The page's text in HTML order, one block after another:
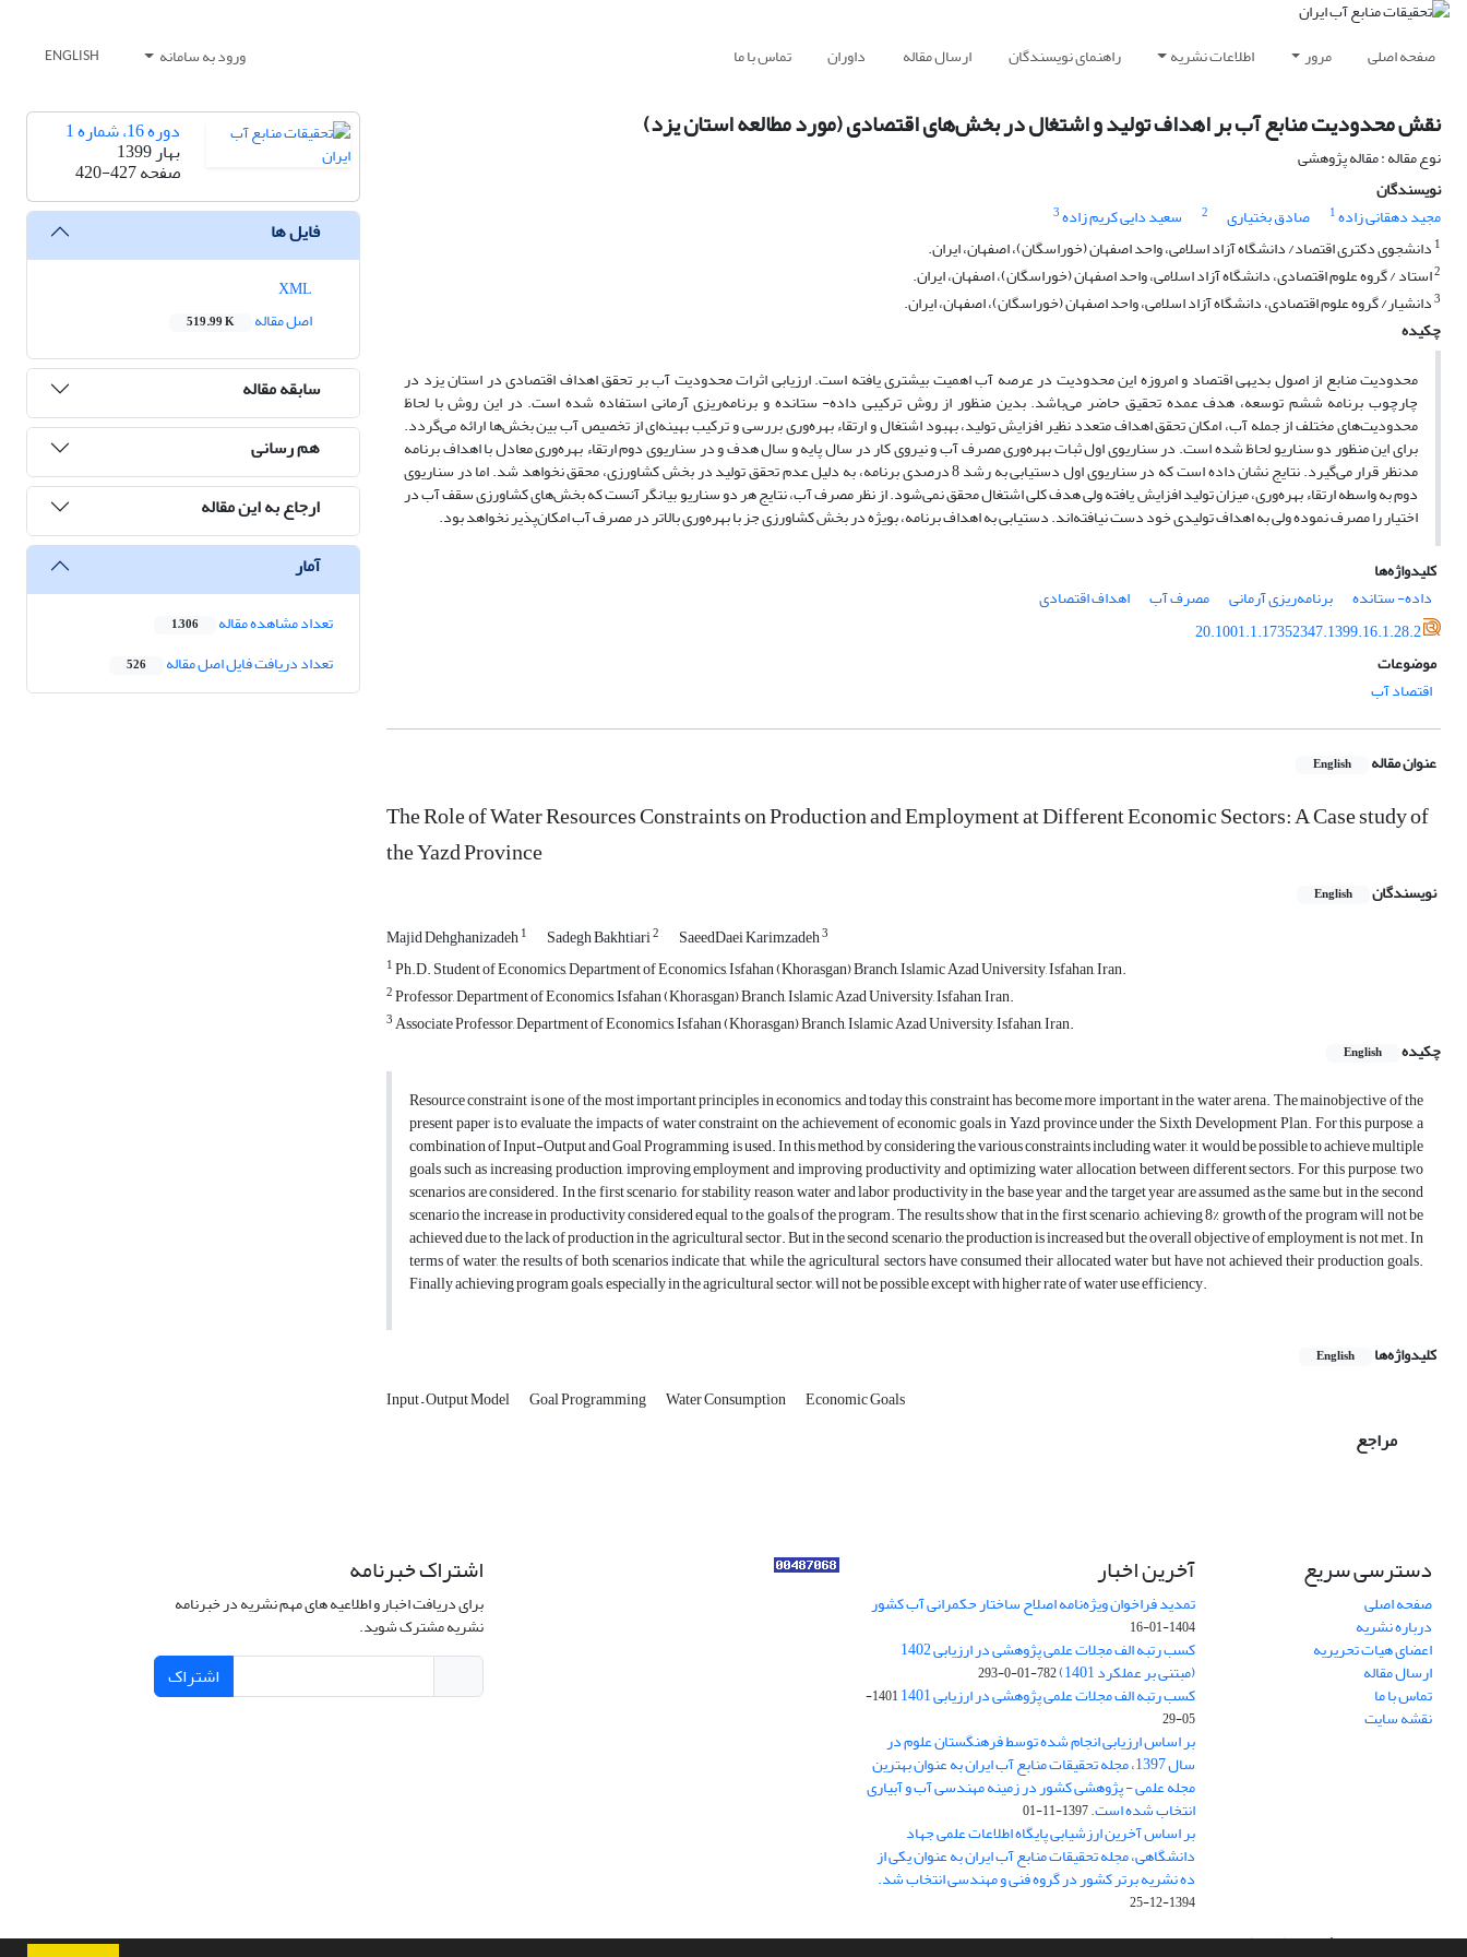
صفحه اصلی مرور اطلاعات نشریه راهنمای نویسندگان ارسال مقاله داوران تماس با ما ورود به سامانه ENGLISH
نقش محدودیت منابع آب بر اهداف تولید و اشتغال در بخش‌های اقتصادی (مورد مطالعه استان یزد)
نوع مقاله : مقاله پژوهشی
نویسندگان
مجید دهقانی زاده1 صادق بختیاری 2 سعید دایی کریم زاده3
1 دانشجوی دکتری اقتصاد/ دانشگاه آزاد اسلامی، واحد اصفهان (خوراسگان)، اصفهان، ایران.
2استاد / گروه علوم اقتصادی، دانشگاه آزاد اسلامی، واحد اصفهان (خوراسگان)، اصفهان، ایران.
3دانشیار/ گروه علوم اقتصادی، دانشگاه آزاد اسلامی، واحد اصفهان (خوراسگان)، اصفهان، ایران.
چکیده
محدودیت منابع از اصول بدیهی اقتصاد و امروزه این محدودیت در عرصه آب اهمیت بیشتری یافته است. ارزیابی اثرات محدودیت آب بر تحقق اهداف اقتصادی در استان یزد در
چارچوب برنامه ششم توسعه، هدف عمده تحقیق حاضر می‌باشد. بدین منظور از روش ترکیبی داده- ستانده و برنامه‌ریزی آرمانی استفاده شده است. در این روش با لحاظ
محدودیت‌های مختلف از جمله آب، امکان تحقق اهداف متعدد نظیر افزایش تولید، بهبود اشتغال و ارتقاء بهره‌وری بررسی و ترکیب بهینه‌ای از تخصیص آب بین بخش‌ها ارائه می‌گردد.
برای این منظور دو سناریو لحاظ شده است. در سناریوی اول ثبات بهره‌وری مصرف آب و نیروی کار در سال پایه و سال هدف و در سناریوی دوم ارتقاء بهره‌وری معادل با اهداف برنامه
مدنظر قرار می‌گیرد. نتایج نشان داده است که در سناریوی اول دستیابی به رشد 8 درصدی برنامه، به دلیل عدم تحقق تولید در بخش کشاورزی، محقق نخواهد شد. اما در سناریوی
دوم به واسطه ارتقاء بهره‌وری، میزان تولید افزایش یافته ولی هدف کلی اشتغال محقق نمی‌شود. از نظر مصرف آب، نتایج هر دو سناریو بیانگر آنست که بخش‌های کشاورزی سقف آب در
اختیار را مصرف نموده‌ ولی به اهداف تولیدی خود دست نیافته‌اند. دستیابی به اهداف برنامه، بویژه در بخش کشاورزی جز با بهره‌وری بالاتر در مصرف آب امکان‌پذیر نخواهد بود.
کلیدواژه‌ها
داده- ستانده
برنامه‌ریزی آرمانی مصرف آب
اهداف اقتصادی
20.1001.1.17352347.1399.16.1.28.2
موضوعات
اقتصاد آب
عنوان مقاله English
The Role of Water Resources Constraints on Production and Employment at Different Economic Sectors: A Case study of
the Yazd Province
نویسندگان English
Majid Dehghanizadeh1 Sadegh Bakhtiari2 SaeedDaei Karimzadeh3
1Ph.D. Student of Economics, Department of Economics, Isfahan (Khorasgan) Branch, Islamic Azad University, Isfahan, Iran.
2Professor, Department of Economics, Isfahan (Khorasgan) Branch, Islamic Azad University, Isfahan, Iran.
3Associate Professor, Department of Economics, Isfahan (Khorasgan) Branch, Islamic Azad University, Isfahan, Iran.
چکیده
English
Resource constraint is one of the most important principles in economics, and today this constraint has become more important in the water arena. The mainobjective of the
present paper is to evaluate the impacts of water constraint on the achievement of economic goals in Yazd province under the Sixth Development Plan. For this purpose, a
combination of Input-Output and Goal Programming is used. In this method, by considering the various constraints including water, it would be possible to achieve multiple
goals such as increasing production, improving employment and improving productivity and optimizing water allocation between different sectors. For this purpose, two
scenarios are considered. In the first scenario, for stability reason, water and labor productivity in the base year and the target year are assumed as the same, but in the second
scenario the increase in productivity considered equal to the goals of the program. The results show that in the first scenario, achieving 8% growth of the program will not be
achieved due to the lack of production in the agricultural sector. But in the second scenario, the production is increased but the overall objective of employment is not met. In
terms of water, the results of both scenarios indicate that, while the agricultural sectors have consumed their allocated water but have not achieved their production goals.
Finally achieving program goals, especially in the agricultural sector, will not be possible except with higher rate of water use efficiency.
کلیدواژه‌ها English
Input – Output Model Goal Programming Water Consumption Economic Goals
مراجع
دوره 16، شماره 1
بهار 1399
صفحه420-427
فایل ها
اصل مقاله
519.99 K
سابقه مقاله
هم رسانی
ارجاع به این مقاله
آمار
تعداد مشاهده مقاله 1,306
تعداد دریافت فایل اصل مقاله 526
دسترسی سریع
صفحه اصلی
درباره نشریه
اعضای هیات تحریریه
ارسال مقاله
تماس با ما
نقشه سایت
آخرین اخبار
تمدید فراخوان ویژه‌نامه اصلاح ساختار حکمرانی آب کشور
1404-01-16
کسب رتبه الف مجلات علمی پژوهشی در ارزیابی 1402
(مبتنی بر عملکرد 1401) 782-01-0-293
کسب رتبه الف مجلات علمی پژوهشی در ارزیابی 1401
1401-
05-29
بر اساس ارزیابی انجام شده توسط فرهنگستان علوم در
سال 1397، مجله تحقیقات منابع آب ایران به عنوان بهترین
مجله علمی - پژوهشی کشور در زمینه مهندسی آب و آبیاری
انتخاب شده است.1397-11-01
بر اساس آخرین ارزشیابی پایگاه اطلاعات علمی جهاد
دانشگاهی، مجله تحقیقات منابع آب ایران به عنوان یکی از
ده نشریه برتر کشور در گروه فنی و مهندسی انتخاب شد.
1394-12-25
اشتراک خبرنامه
برای دریافت اخبار و اطلاعیه های مهم نشریه در خبرنامه
نشریه مشترک شوید.
اشتراک
سامانه مدیریت نشریات علمی.طراحی و پیاده سازی ازسیناوب